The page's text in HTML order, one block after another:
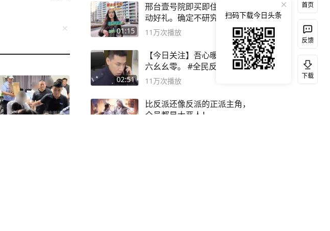
01:15
邢台壹号院即买即住，还有心
动好礼。确定不研究下？
11万次播放
02:51
【今日关注】吾心暖民心，九
六幺幺零。 #全民反诈进行时
11万次播放
比反派还像反派的正派主角，
全员都是大恶人！
首页
反馈
下载
扫码下载今日头条